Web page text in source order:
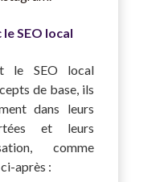
SEO local
le SEO local
de base, ils
dans leurs
et leurs
comme
après :